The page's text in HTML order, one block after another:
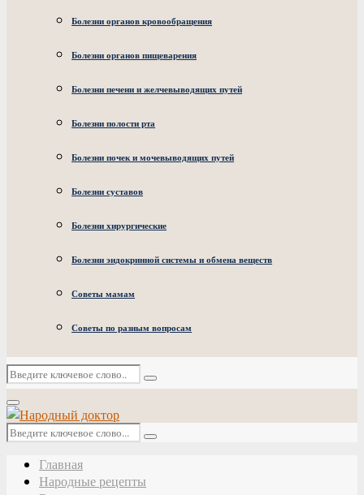
Болезни органов кровообращения
Болезни органов пищеварения
Болезни печени и желчевыводящих путей
Болезни полости рта
Болезни почек и мочевыводящих путей
Болезни суставов
Болезни хирургические
Болезни эндокринной системы и обмена веществ
Советы мамам
Советы по разным вопросам
Искать:
Поиск
Основное
меню
Искать:
Поиск
Главная
Народные рецепты